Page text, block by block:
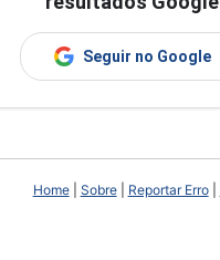
Seguir no Google
Home| Sobre| Reportar Erro|